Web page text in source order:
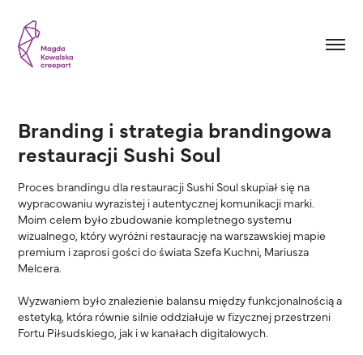
Branding i strategia brandingowa
restauracji Sushi Soul
Proces brandingu dla restauracji Sushi Soul skupiał się na
wypracowaniu wyrazistej i autentycznej komunikacji marki.
Moim celem było zbudowanie kompletnego systemu
wizualnego, który wyróżni restaurację na warszawskiej mapie
premium i zaprosi gości do świata Szefa Kuchni, Mariusza
Melcera.
Wyzwaniem było znalezienie balansu między funkcjonalnością a
estetyką, która równie silnie oddziałuje w fizycznej przestrzeni
Fortu Piłsudskiego, jak i w kanałach digitalowych.